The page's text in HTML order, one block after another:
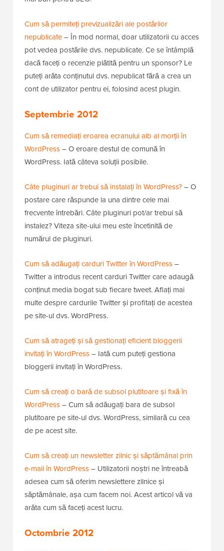
Cum să permiteți previzualizări ale postărilor
nepublicate– În mod normal, doar utilizatorii cu acces
pot vedea postările dvs. nepublicate. Ce se întâmplă
dacă faceți o recenzie plătită pentru un sponsor? Le
puteți arăta conținutul dvs. nepublicat fără a crea un
cont de utilizator pentru ei, folosind acest plugin.
Septembrie 2012
Cum să remediați eroarea ecranului alb al morții în
WordPress– O eroare destul de comună în
WordPress. Iată câteva soluții posibile.
Câte pluginuri ar trebui să instalați în WordPress?– O
postare care răspunde la una dintre cele mai
frecvente întrebări. Câte pluginuri pot/ar trebui să
instalez? Viteza site-ului meu este încetinită de
numărul de pluginuri.
Cum să adăugați carduri Twitter în WordPress–
Twitter a introdus recent carduri Twitter care adaugă
conținut media bogat sub fiecare tweet. Aflați mai
multe despre cardurile Twitter și profitați de acestea
pe site-ul dvs. WordPress.
Cum să atrageți și să gestionați eficient bloggerii
invitați în WordPress– Iată cum puteți gestiona
bloggerii invitați în WordPress.
Cum să creați o bară de subsol plutitoare și fixă în
WordPress– Cum să adăugați bara de subsol
plutitoare pe site-ul dvs. WordPress, similară cu cea
de pe acest site.
Cum să creați un newsletter zilnic și săptămânal prin
e-mail în WordPress– Utilizatorii noștri ne întreabă
adesea cum să oferim newslettere zilnice și
săptămânale, așa cum facem noi. Acest articol vă va
arăta cum să faceți acest lucru.
Octombrie 2012